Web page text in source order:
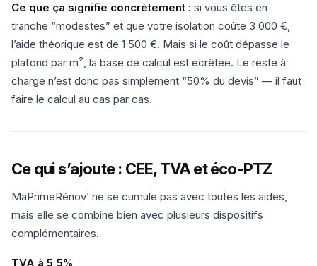
Ce que ça signifie concrètement : si vous êtes en
tranche “modestes” et que votre isolation coûte 3 000 €,
l’aide théorique est de 1 500 €. Mais si le coût dépasse le
plafond par m², la base de calcul est écrêtée. Le reste à
charge n’est donc pas simplement “50% du devis” — il faut
faire le calcul au cas par cas.
Ce qui s’ajoute : CEE, TVA et éco-PTZ
MaPrimeRénov’ ne se cumule pas avec toutes les aides,
mais elle se combine bien avec plusieurs dispositifs
complémentaires.
TVA à 5,5%